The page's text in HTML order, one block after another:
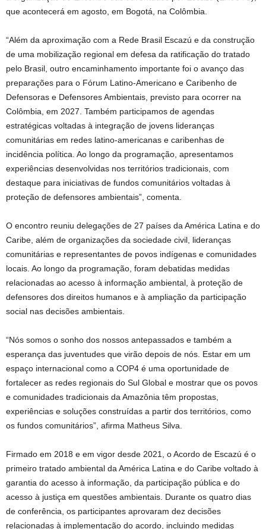
que acontecerá em agosto, em Bogotá, na Colômbia.
“Além da aproximação com a Rede Brasil Escazú e da construção
de uma mobilização regional em defesa da ratificação do tratado
pelo Brasil, outro encaminhamento importante foi o avanço das
preparações para o Fórum Latino-Americano e Caribenho de
Defensoras e Defensores Ambientais, previsto para ocorrer na
Colômbia, em 2027. Também participamos de agendas
estratégicas voltadas à integração de jovens lideranças
comunitárias em redes latino-americanas e caribenhas de
incidência política. Ao longo da programação, apresentamos
experiências desenvolvidas nos territórios tradicionais, com
destaque para iniciativas de fundos comunitários voltadas à
proteção de defensores ambientais”, comenta.
O encontro reuniu delegações de 27 países da América Latina e do
Caribe, além de organizações da sociedade civil, lideranças
comunitárias e representantes de povos indígenas e comunidades
locais. Ao longo da programação, foram debatidas medidas
relacionadas ao acesso à informação ambiental, à proteção de
defensores dos direitos humanos e à ampliação da participação
social nas decisões ambientais.
“Nós somos o sonho dos nossos antepassados e também a
esperança das juventudes que virão depois de nós. Estar em um
espaço internacional como a COP4 é uma oportunidade de
fortalecer as redes regionais do Sul Global e mostrar que os povos
e comunidades tradicionais da Amazônia têm propostas,
experiências e soluções construídas a partir dos territórios, como
os fundos comunitários”, afirma Matheus Silva.
Firmado em 2018 e em vigor desde 2021, o Acordo de Escazú é o
primeiro tratado ambiental da América Latina e do Caribe voltado à
garantia do acesso à informação, da participação pública e do
acesso à justiça em questões ambientais. Durante os quatro dias
de conferência, os participantes aprovaram dez decisões
relacionadas à implementação do acordo, incluindo medidas